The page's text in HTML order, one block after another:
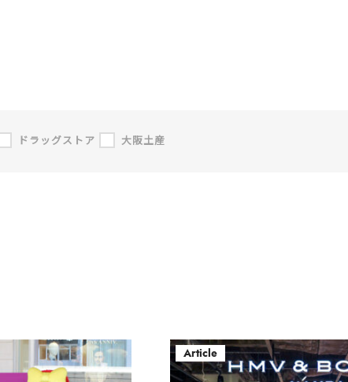
ドラッグストア 大阪土産
Article